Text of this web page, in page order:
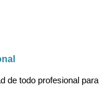
de todo profesional para